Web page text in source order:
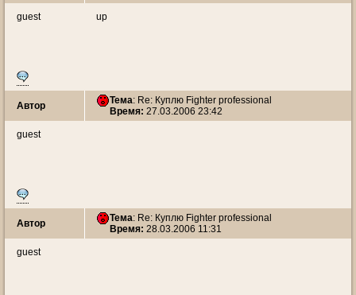
guest up
Автор Тема: Re: Куплю Fighter professional
Время: 27.03.2006 23:42
guest
Автор Тема: Re: Куплю Fighter professional
Время: 28.03.2006 11:31
guest